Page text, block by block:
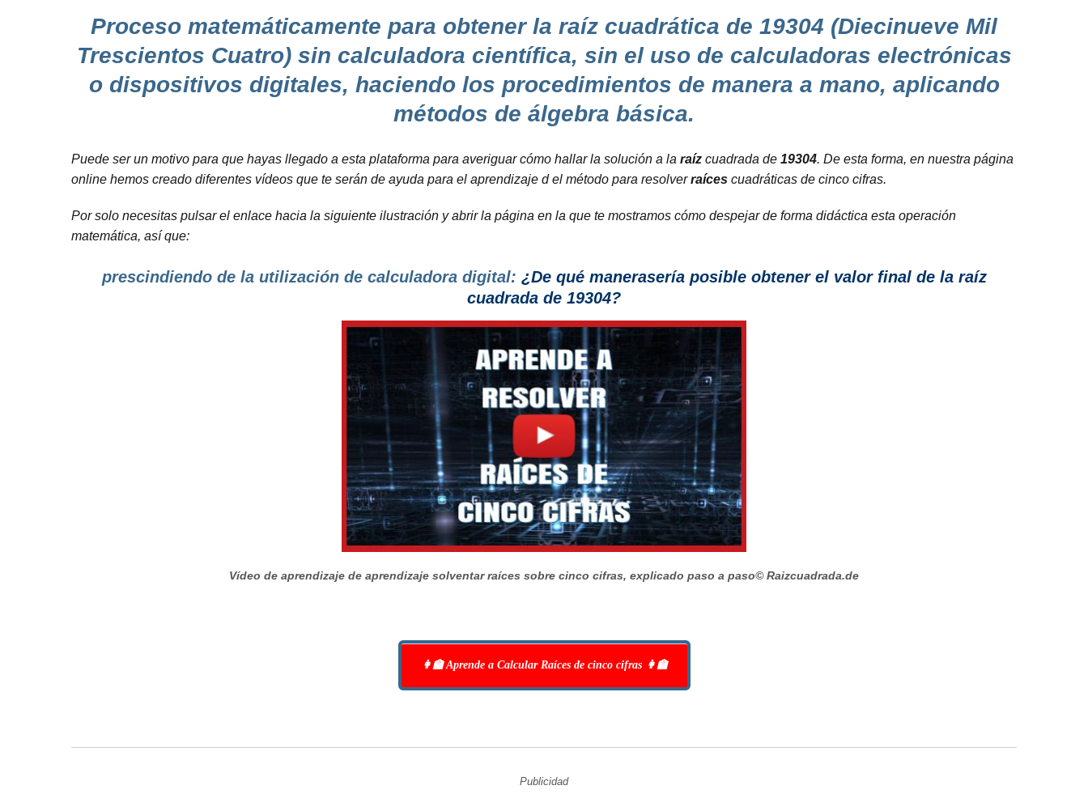
Proceso matemáticamente para obtener la raíz cuadrática de 19304 (Diecinueve Mil
Trescientos Cuatro) sin calculadora científica, sin el uso de calculadoras electrónicas
o dispositivos digitales, haciendo los procedimientos de manera a mano, aplicando
métodos de álgebra básica.
Puede ser un motivo para que hayas llegado a esta plataforma para averiguar cómo hallar la solución a la raíz cuadrada de 19304. De esta forma, en nuestra página
online hemos creado diferentes vídeos que te serán de ayuda para el aprendizaje d el método para resolverraíces cuadráticas de cinco cifras.
Por solo necesitas pulsar el enlace hacia la siguiente ilustración y abrir la página en la que te mostramos cómo despejar de forma didáctica esta operación
matemática, así que:
prescindiendo de la utilización de calculadora digital: ¿De qué manerasería posible obtener el valor final de la raíz
cuadrada de 19304?
Vídeo de aprendizaje de aprendizaje solventar raíces sobre cinco cifras, explicado paso a paso© Raizcuadrada.de
👩‍🏫 Aprende a Calcular Raíces de cinco cifras 👩‍🏫
Publicidad